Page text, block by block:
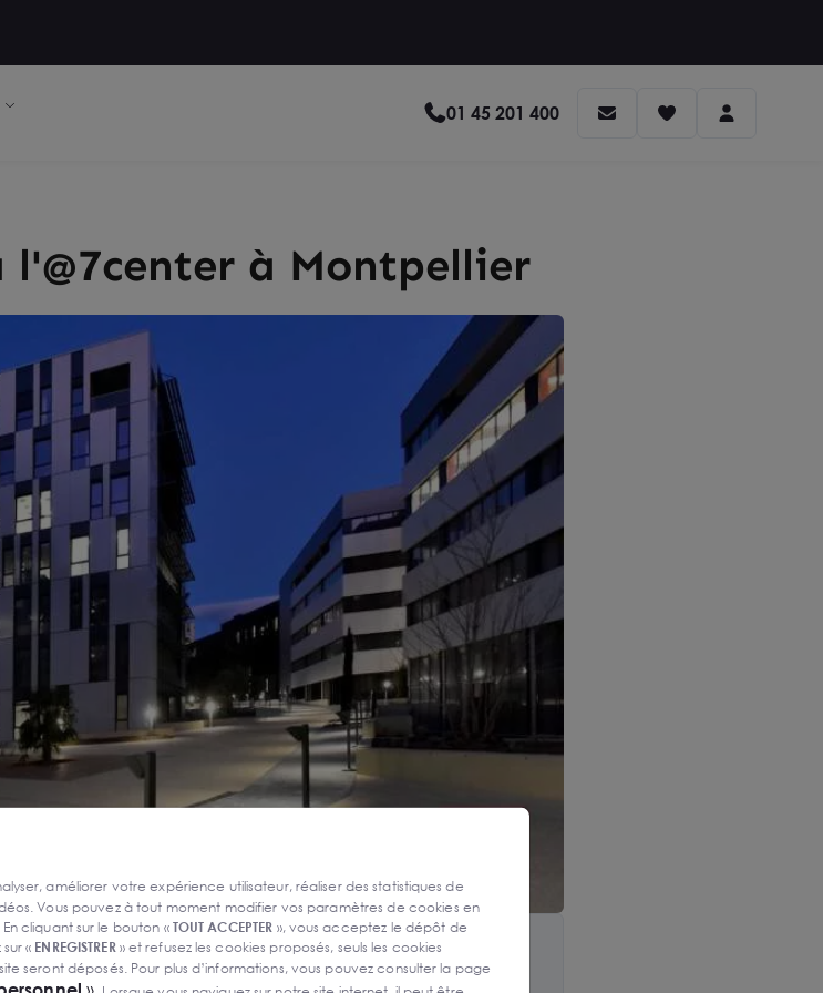
01 45 201 400
l'@7center à Montpellier
améliorer votre expérience utilisateur, réaliser des statistiques de
Vous pouvez à tout moment modifier vos paramètres de cookies en
cliquant sur le bouton «TOUT ACCEPTER », vous acceptez le dépôt de
« ENREGISTRER» et refusez les cookies proposés, seuls les cookies
seront déposés. Pour plus d’informations, vous pouvez consulter la page